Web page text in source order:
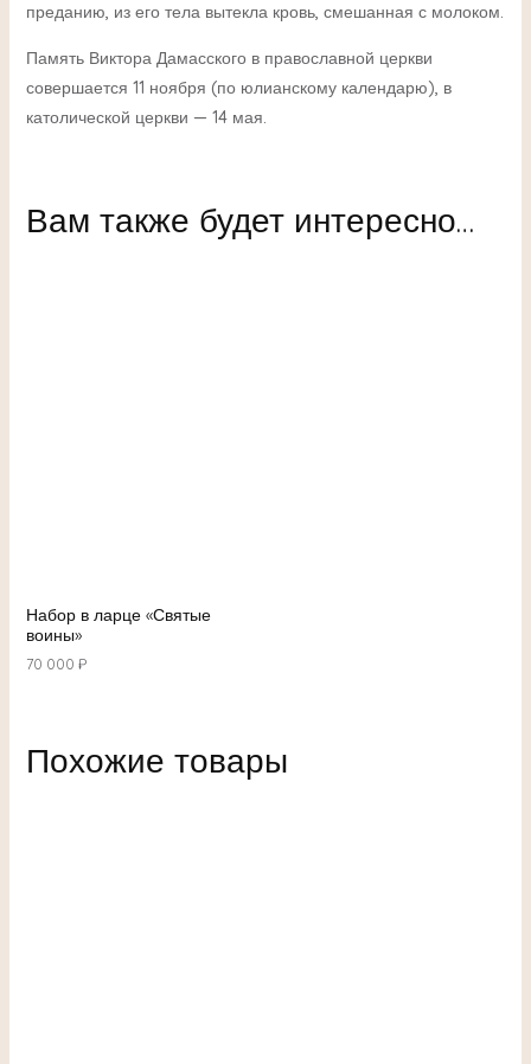
преданию, из его тела вытекла кровь, смешанная с молоком.
Память Виктора Дамасского в православной церкви
совершается 11 ноября (по юлианскому календарю), в
католической церкви — 14 мая.
Вам также будет интересно…
Набор в ларце «Святые
воины»
70 000 ₽
Похожие товары